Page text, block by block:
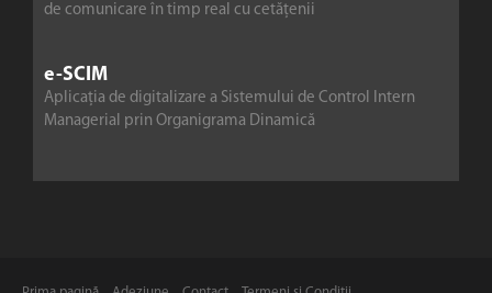
de comunicare în timp real cu cetățenii
e-SCIM
Aplicația de digitalizare a Sistemului de Control Intern
Managerial prin Organigrama Dinamică